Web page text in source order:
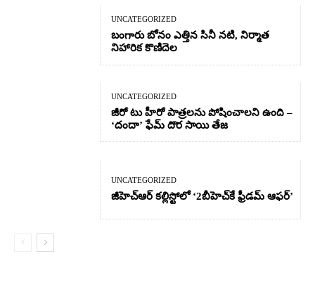
UNCATEGORIZED
బంగారు బోనం ఎత్తిన సినీ నటి, నిర్మాత
నిహారిక కొణిదెల
UNCATEGORIZED
జీరో టు హీరో పాత్రలను పోషించాలని ఉంది –
‘దందా’ ఫేమ్ దొర సాయి తేజ
UNCATEGORIZED
జీహెచ్ఆర్‌ కల్లిస్టోలో ‘2బీహెచ్‌కే ఫ్రీడమ్ ఆఫర్’